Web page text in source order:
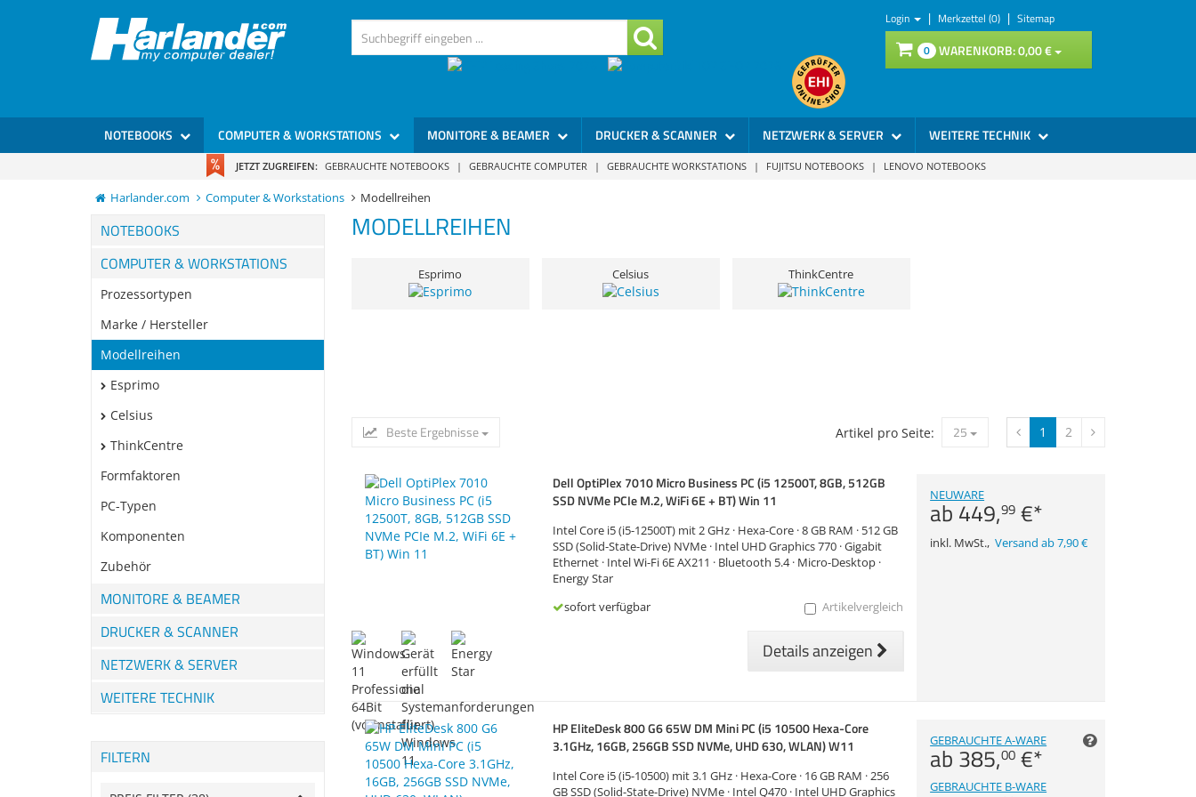
Login | Merkzettel (0) | Sitemap
0 WARENKORB:0,00€
NOTEBOOKS COMPUTER & WORKSTATIONS MONITORE & BEAMER DRUCKER & SCANNER NETZWERK & SERVER WEITERE TECHNIK
JETZT ZUGREIFEN: GEBRAUCHTE NOTEBOOKS | GEBRAUCHTE COMPUTER | GEBRAUCHTE WORKSTATIONS | FUJITSU NOTEBOOKS | LENOVO NOTEBOOKS
Harlander.com Computer & Workstations Modellreihen
NOTEBOOKS
COMPUTER & WORKSTATIONS
Prozessortypen
Marke / Hersteller
Modellreihen
Esprimo
Celsius
ThinkCentre
Formfaktoren
PC-Typen
Komponenten
Zubehör
MONITORE & BEAMER
DRUCKER & SCANNER
NETZWERK & SERVER
WEITERE TECHNIK
FILTERN
MODELLREIHEN
Esprimo Celsius ThinkCentre
Beste Ergebnisse 1 2
Artikel pro Seite: 25
Dell OptiPlex 7010 Micro Business PC (i5 12500T, 8GB, 512GB
SSD NVMe PCIe M.2, WiFi 6E + BT) Win 11
Intel Core i5 (i5-12500T) mit 2 GHz · Hexa-Core · 8 GB RAM · 512 GB
SSD (Solid-State-Drive) NVMe · Intel UHD Graphics 770 · Gigabit
Ethernet · Intel Wi-Fi 6E AX211 · Bluetooth 5.4 · Micro-Desktop ·
Energy Star
sofort verfügbar
Artikelvergleich
Details anzeigen
NEUWARE
ab 449,99 €*
inkl. MwSt.,Versand ab 7,90 €
HP EliteDesk 800 G6 65W DM Mini PC (i5 10500 Hexa-Core
3.1GHz, 16GB, 256GB SSD NVMe, UHD 630, WLAN) W11
Intel Core i5 (i5-10500) mit 3.1 GHz · Hexa-Core · 16 GB RAM · 256
GB SSD (Solid-State-Drive) NVMe · Intel Q470 · Intel UHD Graphics
GEBRAUCHTE A-WARE
ab 385,00 €*
GEBRAUCHTE B-WARE